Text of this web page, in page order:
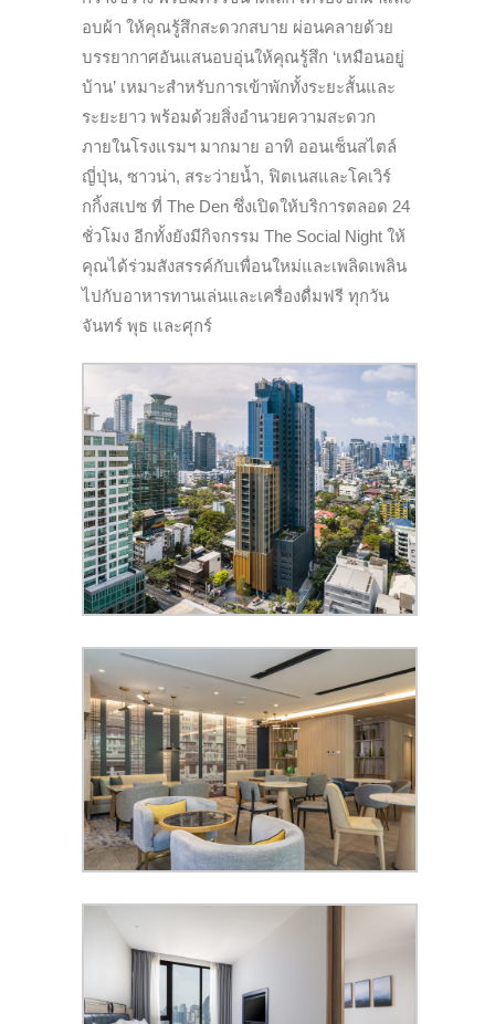
อบผ้า ให้คุณรู้สึกสะดวกสบาย ผ่อนคลายด้วย
บรรยากาศอันแสนอบอุ่นให้คุณรู้สึก ‘เหมือนอยู่
บ้าน’ เหมาะสำหรับการเข้าพักทั้งระยะสั้นและ
ระยะยาว พร้อมด้วยสิ่งอำนวยความสะดวก
ภายในโรงแรมฯ มากมาย อาทิ ออนเซ็นสไตล์
ญี่ปุ่น, ซาวน่า, สระว่ายน้ำ, ฟิตเนสและโคเวิร์
กกิ้งสเปซ ที่ The Den ซึ่งเปิดให้บริการตลอด 24
ชั่วโมง อีกทั้งยังมีกิจกรรม The Social Night ให้
คุณได้ร่วมสังสรรค์กับเพื่อนใหม่และเพลิดเพลิน
ไปกับอาหารทานเล่นและเครื่องดื่มฟรี ทุกวัน
จันทร์ พุธ และศุกร์